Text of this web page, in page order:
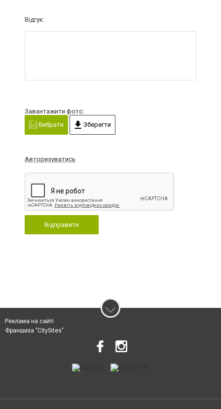
Відгук:
Завантажити фото:
Вибрати
Зберегти
Авторизуватись
Відправити
Реклама на сайті
Франшиза "CitySites"